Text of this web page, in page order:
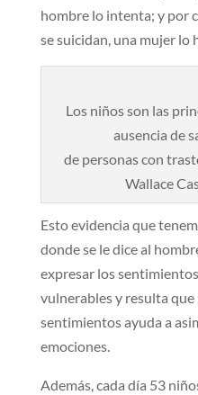
hombre lo intenta; y por
se suicidan, una mujer lo
Los niños son las
ausencia de
de personas con
Wallace
Esto evidencia que
donde se le dice al
expresar los
vulnerables y resulta
sentimientos ayuda a
emociones.
Además, cada día 53